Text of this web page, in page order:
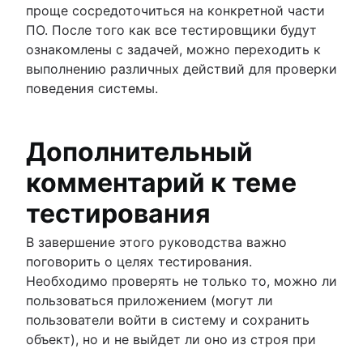
проще сосредоточиться на конкретной части
ПО. После того как все тестировщики будут
ознакомлены с задачей, можно переходить к
выполнению различных действий для проверки
поведения системы.
Дополнительный
комментарий к теме
тестирования
В завершение этого руководства важно
поговорить о целях тестирования.
Необходимо проверять не только то, можно ли
пользоваться приложением (могут ли
пользователи войти в систему и сохранить
объект), но и не выйдет ли оно из строя при